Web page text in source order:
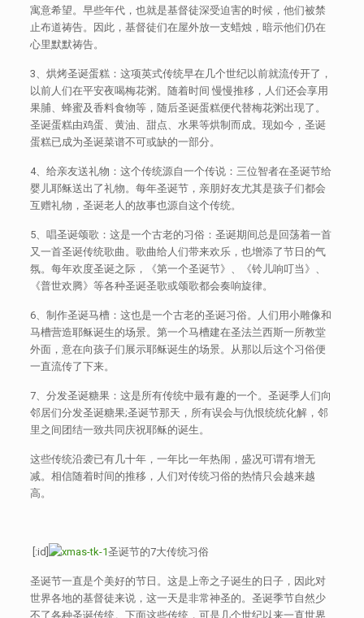
寓意希望。早些年代，也就是基督徒深受迫害的时候，他们被禁
止布道祷告。因此，基督徒们在屋外放一支蜡烛，暗示他们仍在
心里默默祷告。
3、烘烤圣诞蛋糕：这项英式传统早在几个世纪以前就流传开了，
以前人们在平安夜喝梅花粥。随着时间 慢慢推移，人们还会享用
果脯、蜂蜜及香料食物等，随后圣诞蛋糕便代替梅花粥出现了。
圣诞蛋糕由鸡蛋、黄油、甜点、水果等烘制而成。现如今，圣诞
蛋糕已成为圣诞菜谱不可或缺的一部分。
4、给亲友送礼物：这个传统源自一个传说：三位智者在圣诞节给
婴儿耶稣送出了礼物。每年圣诞节，亲朋好友尤其是孩子们都会
互赠礼物，圣诞老人的故事也源自这个传统。
5、唱圣诞颂歌：这是一个古老的习俗：圣诞期间总是回荡着一首
又一首圣诞传统歌曲。歌曲给人们带来欢乐，也增添了节日的气
氛。每年欢度圣诞之际，《第一个圣诞节》、《铃儿响叮当》、
《普世欢腾》等各种圣诞圣歌或颂歌都会奏响旋律。
6、制作圣诞马槽：这也是一个古老的圣诞习俗。人们用小雕像和
马槽营造耶稣诞生的场景。第一个马槽建在圣法兰西斯一所教堂
外面，意在向孩子们展示耶稣诞生的场景。从那以后这个习俗便
一直流传了下来。
7、分发圣诞糖果：这是所有传统中最有趣的一个。圣诞季人们向
邻居们分发圣诞糖果;圣诞节那天，所有误会与仇恨统统化解，邻
里之间团结一致共同庆祝耶稣的诞生。
这些传统沿袭已有几十年，一年比一年热闹，盛况可谓有增无
减。相信随着时间的推移，人们对传统习俗的热情只会越来越
高。
[:id] 圣诞节的7大传统习俗
圣诞节一直是个美好的节日。这是上帝之子诞生的日子，因此对
世界各地的基督徒来说，这一天是非常神圣的。圣诞季节自然少
不了各种圣诞传统。下面这些传统，可是几个世纪以来一直世界